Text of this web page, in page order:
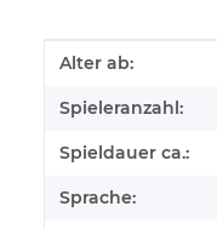
Produkteigenschaft
Wert
Alter ab:
Spieleranzahl:
Spieldauer ca.:
Sprache: